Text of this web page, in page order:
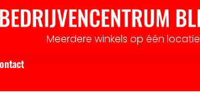
Meerdere winkels op één locatie